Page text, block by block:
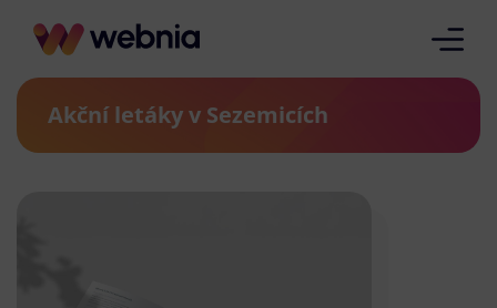
Akční letáky v Sezemicích